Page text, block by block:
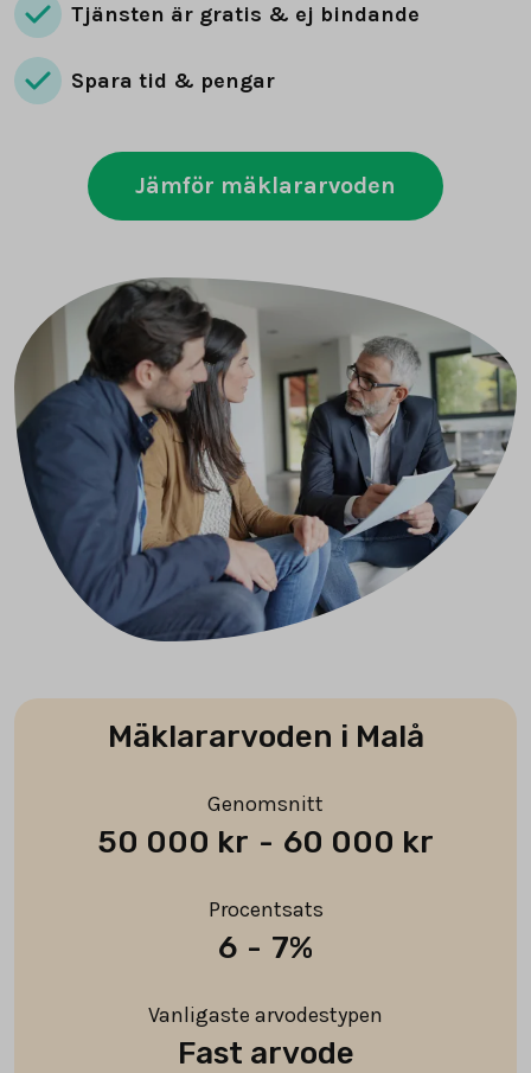
Tjänsten är gratis & ej bindande
Spara tid & pengar
Jämför mäklararvoden
Mäklararvoden i Malå
Genomsnitt
50 000 kr - 60 000 kr
Procentsats
6 - 7%
Vanligaste arvodestypen
Fast arvode